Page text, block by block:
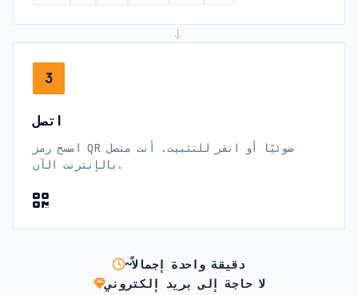
→
3
اتصل
امسح رمز QR ضوئيًا أو انقر للتثبيت. أنت متصل
بالإنترنت الآن.
~دقيقة واحدة إجمالاً
لا حاجة إلى بريد إلكتروني